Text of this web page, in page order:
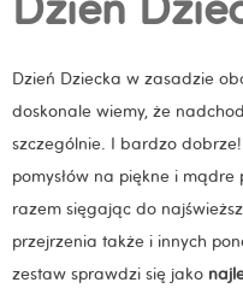
Dzień Dziecka w zasadzie
doskonale wiemy, że
szczególnie. I bardzo
pomysłów na piękne i mądre
razem sięgając do
przejrzenia także i innych
zestaw sprawdzi się jako